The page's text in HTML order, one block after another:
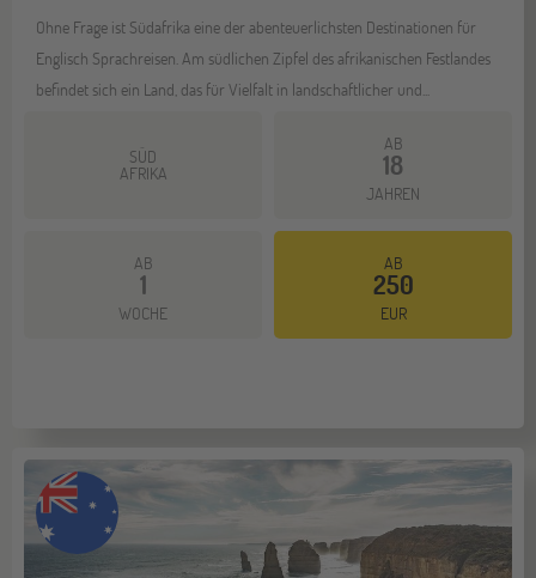
Ohne Frage ist Südafrika eine der abenteuerlichsten Destinationen für
Englisch Sprachreisen. Am südlichen Zipfel des afrikanischen Festlandes
befindet sich ein Land, das für Vielfalt in landschaftlicher und...
SÜD
AFRIKA
AB
18
JAHREN
AB
1
WOCHE
AB
250
EUR